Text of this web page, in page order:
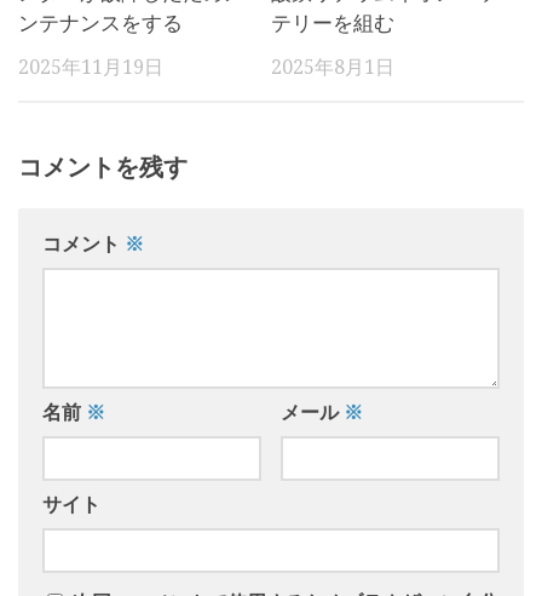
ンテナンスをする
2025年11月19日
テリーを組む
2025年8月1日
コメントを残す
コメント ※
名前 ※ メール ※
サイト